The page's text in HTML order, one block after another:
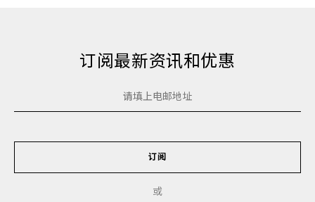
订阅最新资讯和优惠
订阅
或